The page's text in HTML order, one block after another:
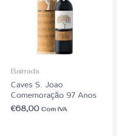
Bairrada
Caves S. Joao
Comemoração 97 Anos
€68,00 Com IVA